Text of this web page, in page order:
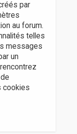
par
au forum.
telles
messages
un
cookies